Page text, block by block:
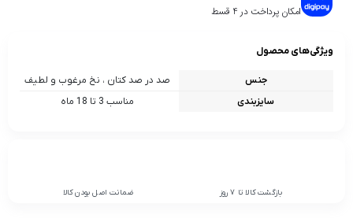
امکان پرداخت در 4 قسط
ویژگی‌های محصول
جنس
صد در صد کتان ، نخ مرغوب و لطیف
سایزبندی
مناسب 3 تا 18 ماه
بازگشت کالا تا 7 روز ضمانت اصل بودن کالا